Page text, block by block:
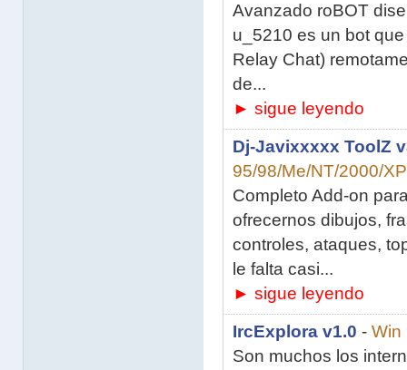
Avanzado roBOT
u_5210 es un bot
Relay Chat)
de...
► sigue leyendo
Dj-Javixxxxx ToolZ
95/98/Me/NT/2000/XP
Completo Add-on
ofrecernos dibujos,
controles, ataques,
le falta casi...
► sigue leyendo
IrcExplora v1.0 - Win
Son muchos los